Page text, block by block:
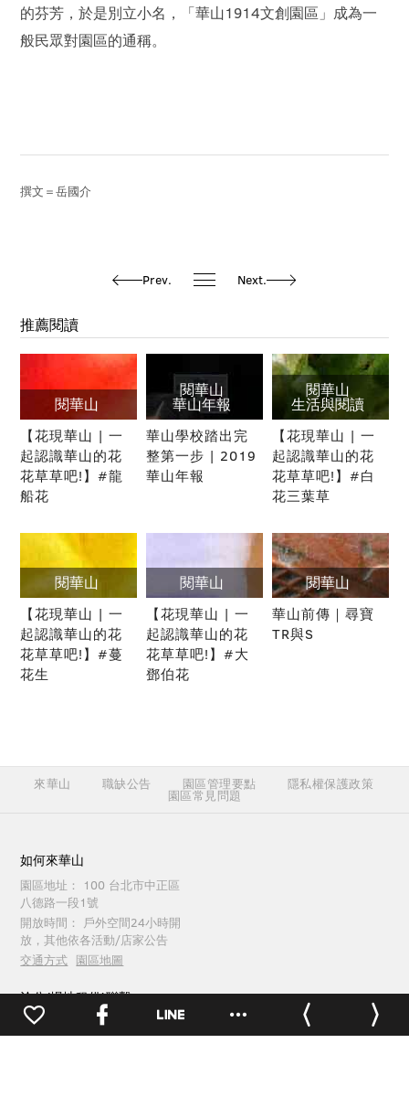
的芬芳，於是別立小名，「華山1914文創園區」成為一
般民眾對園區的通稱。
撰文＝岳國介
Prev. Next.
推薦閱讀
閱華山
【花現華山 | 一
起認識華山的花
花草草吧!】#龍
船花
閱華山
華山年報
華山學校踏出完
整第一步 | 2019
華山年報
閱華山
生活與閱讀
【花現華山 | 一
起認識華山的花
花草草吧!】#白
花三葉草
閱華山
【花現華山 | 一
起認識華山的花
花草草吧!】#蔓
花生
閱華山
【花現華山 | 一
起認識華山的花
花草草吧!】#大
鄧伯花
閱華山
華山前傳｜尋寶
TR與S
來華山 職缺公告 園區管理要點 隱私權保護政策
園區常見問題
如何來華山
園區地址：
100 台北市中正區
八德路一段1號
開放時間：
戶外空間24小時開
放，其他依各活動/店家公告
交通方式 園區地圖
洽公(場地租借)聯繫
電話：
(02)2358-1914